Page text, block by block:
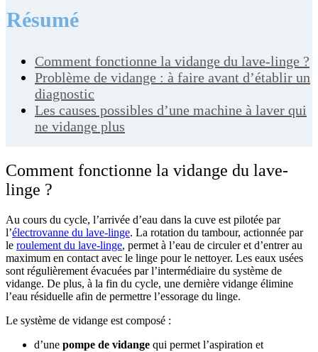
Résumé
Comment fonctionne la vidange du lave-linge ?
Problème de vidange : à faire avant d’établir un
diagnostic
Les causes possibles d’une machine à laver qui
ne vidange plus
Comment fonctionne la vidange du lave-
linge ?
Au cours du cycle, l’arrivée d’eau dans la cuve est pilotée par
l’électrovanne du lave-linge. La rotation du tambour, actionnée par
le roulement du lave-linge, permet à l’eau de circuler et d’entrer au
maximum en contact avec le linge pour le nettoyer. Les eaux usées
sont régulièrement évacuées par l’intermédiaire du système de
vidange. De plus, à la fin du cycle, une dernière vidange élimine
l’eau résiduelle afin de permettre l’essorage du linge.
Le système de vidange est composé :
d’une pompe de vidange qui permet l’aspiration et